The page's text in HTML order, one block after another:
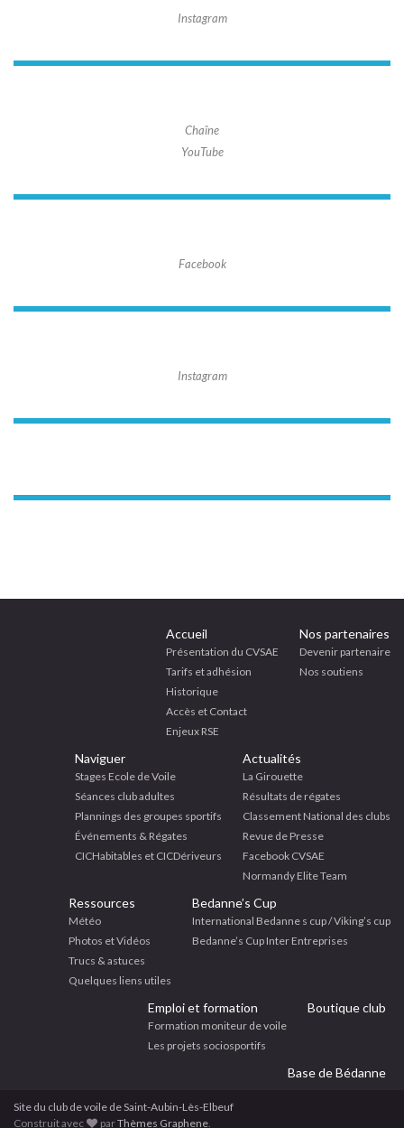
Instagram
Chaîne
YouTube
Facebook
Instagram
Accueil
Présentation du CVSAE
Tarifs et adhésion
Historique
Accès et Contact
Enjeux RSE
Nos partenaires
Devenir partenaire
Nos soutiens
Naviguer
Stages Ecole de Voile
Séances club adultes
Plannings des groupes sportifs
Événements & Régates
CICHabitables et CICDériveurs
Actualités
La Girouette
Résultats de régates
Classement National des clubs
Revue de Presse
Facebook CVSAE
Normandy Elite Team
Ressources
Météo
Photos et Vidéos
Trucs & astuces
Quelques liens utiles
Bedanne’s Cup
International Bedanne s cup / Viking’s cup
Bedanne’s Cup Inter Entreprises
Emploi et formation
Formation moniteur de voile
Les projets sociosportifs
Boutique club
Base de Bédanne
Site du club de voile de Saint-Aubin-Lès-Elbeuf
Construit avec
parThèmes Graphene.